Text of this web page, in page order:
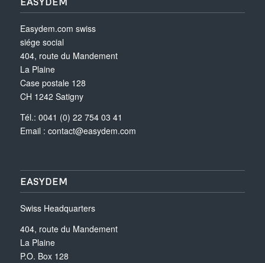
Easydem.com swiss
siége social
404, route du Mandement
La Plaine
Case postale 128
CH 1242 Satigny
Tél.: 0041 (0) 22 754 03 41
Email : contact@easydem.com
EASYDEM
Swiss Headquarters
404, route du Mandement
La Plaine
P.O. Box 128